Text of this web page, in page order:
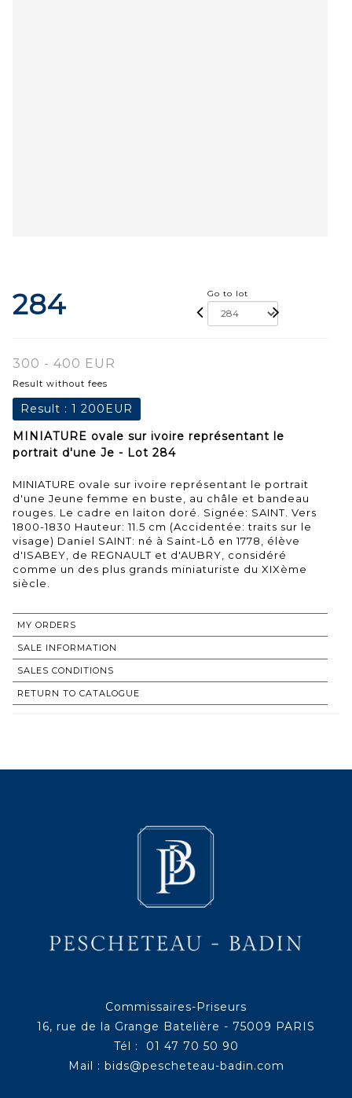
284 Go to lot
300 - 400 EUR
Result without fees
Result : 1 200EUR
MINIATURE ovale sur ivoire représentant le
portrait d'une Je - Lot 284
MINIATURE ovale sur ivoire représentant le portrait
d'une Jeune femme en buste, au châle et bandeau
rouges. Le cadre en laiton doré. Signée: SAINT. Vers
1800-1830 Hauteur: 11.5 cm (Accidentée: traits sur le
visage) Daniel SAINT: né à Saint-Lô en 1778, élève
d'ISABEY, de REGNAULT et d'AUBRY, considéré
comme un des plus grands miniaturiste du XIXème
siècle.
MY ORDERS
SALE INFORMATION
SALES CONDITIONS
RETURN TO CATALOGUE
Commissaires-Priseurs
16, rue de la Grange Batelière - 75009 PARIS
Tél : 01 47 70 50 90
Mail : bids@pescheteau-badin.com